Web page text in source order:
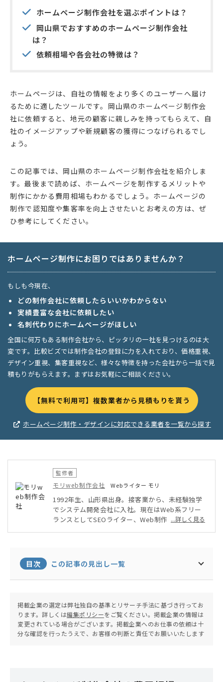
ホームページ制作会社を選ぶポイントは？
岡山県でおすすめのホームページ制作会社
は？
依頼相場や各会社の特徴は？
ホームページは、自社の情報をより多くのユーザーへ届け
るために適したツールです。岡山県のホームページ制作会
社に依頼すると、地元の顧客に親しみを持ってもらえて、自
社のイメージアップや新規顧客の獲得につなげられるでし
ょう。
この記事では、岡山県のホームページ制作会社を紹介しま
す。最後まで読めば、ホームページを制作するメリットや
制作にかかる費用相場もわかるでしょう。ホームページの
制作で認知度や集客率を向上させたいとお考えの方は、ぜ
ひ参考にしてください。
ホームページ制作にお困りではありませんか？
もしも今現在、
どの制作会社に依頼したらいいかわからない
実績豊富な会社に依頼したい
名刺代わりにホームページがほしい
全国に何万もある制作会社から、ピッタリの一社を見つけるのは大
変です。比較ビズでは制作会社の登録に力を入れており、価格重視、
デザイン重視、集客重視など、様々な特徴を持った会社から一括で見
積もりがもらえます。まずはお気軽にご相談ください。
【無料で利用可】複数業者から見積もりを貰う
ホームページ制作・デザインに対応できる業者を一覧から探す
監修者
モリweb制作会社 Webライター モリ
1992年生、山形県出身。接客業から、未経験独学
でシステム開発会社に入社。現在はWeb系フリー
ランスとしてSEOライター、Web制作、Webデザ
...詳しく見る
目次 この記事の見出し一覧
掲載企業の選定は弊社独自の基準とリサーチ手法に基づき行ってお
ります。詳しくは編集ポリシーをご覧ください。掲載企業の情報は
変更されている場合がございます。掲載企業へのお仕事の依頼は十
分な確認を行ったうえで、お客様の判断と責任でお願いいたします